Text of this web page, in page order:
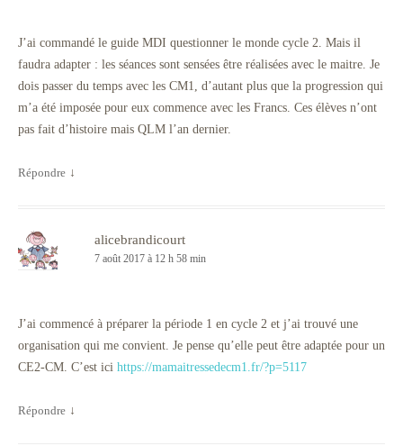
J’ai commandé le guide MDI questionner le monde cycle 2. Mais il
faudra adapter : les séances sont sensées être réalisées avec le maitre. Je
dois passer du temps avec les CM1, d’autant plus que la progression qui
m’a été imposée pour eux commence avec les Francs. Ces élèves n’ont
pas fait d’histoire mais QLM l’an dernier.
Répondre ↓
alicebrandicourt
7 août 2017 à 12 h 58 min
J’ai commencé à préparer la période 1 en cycle 2 et j’ai trouvé une
organisation qui me convient. Je pense qu’elle peut être adaptée pour un
CE2-CM. C’est ici https://mamaitressedecm1.fr/?p=5117
Répondre ↓